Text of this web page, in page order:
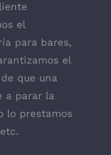
el
para bares,
el
que una
a parar la
lo prestamos